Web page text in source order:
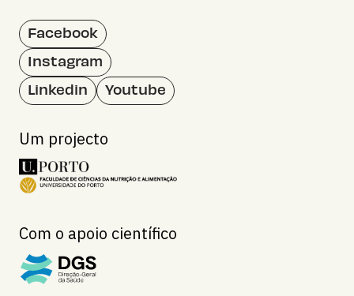
Facebook
Instagram
Linkedin
Youtube
Um projecto
Com o apoio científico